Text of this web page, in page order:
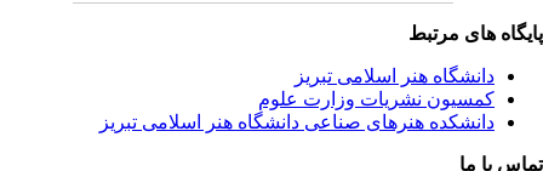
مرتبط
هنر اسلامی تبریز
نشریات وزارت علوم
هنرهای صناعی دانشگاه هنر اسلامی تبریز